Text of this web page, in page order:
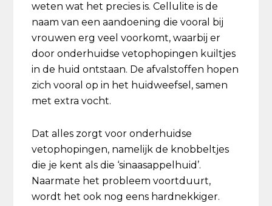
weten wat het precies is. Cellulite is de
naam van een aandoening die vooral bij
vrouwen erg veel voorkomt, waarbij er
door onderhuidse vetophopingen kuiltjes
in de huid ontstaan. De afvalstoffen hopen
zich vooral op in het huidweefsel, samen
met extra vocht.
Dat alles zorgt voor onderhuidse
vetophopingen, namelijk de knobbeltjes
die je kent als die ‘sinaasappelhuid’.
Naarmate het probleem voortduurt,
wordt het ook nog eens hardnekkiger.